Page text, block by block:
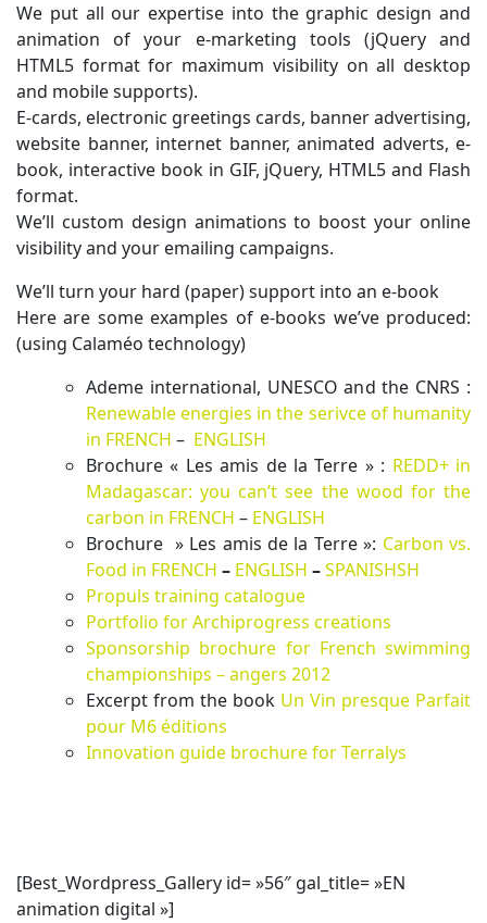
We put all our expertise into the graphic design and
animation of your e-marketing tools (jQuery and
HTML5 format for maximum visibility on all desktop
and mobile supports).
E-cards, electronic greetings cards, banner advertising,
website banner, internet banner, animated adverts, e-
book, interactive book in GIF, jQuery, HTML5 and Flash
format.
We’ll custom design animations to boost your online
visibility and your emailing campaigns.
We’ll turn your hard (paper) support into an e-book
Here are some examples of e-books we’ve produced:
(using Calaméo technology)
Ademe international, UNESCO and the CNRS :
Renewable energies in the serivce of humanity
in FRENCH – ENGLISH
Brochure « Les amis de la Terre » : REDD+ in
Madagascar: you can’t see the wood for the
carbon in FRENCH – ENGLISH
Brochure » Les amis de la Terre »: Carbon vs.
Food in FRENCH – ENGLISH –SPANISHSH
Propuls training catalogue
Portfolio for Archiprogress creations
Sponsorship brochure for French swimming
championships – angers 2012
Excerpt from the book Un Vin presque Parfait
pour M6 éditions
Innovation guide brochure for Terralys
[Best_Wordpress_Gallery id= »56″ gal_title= »EN
animation digital »]